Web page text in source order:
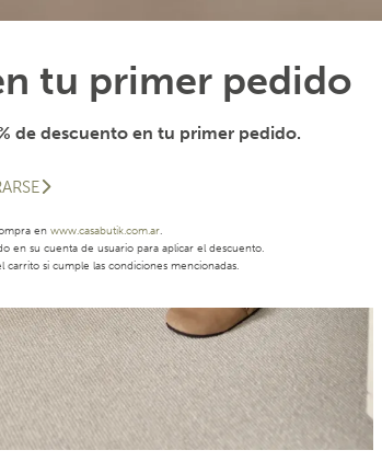
tu primer pedido
de descuento en tu primer pedido.
en www.casabutik.com.ar.
en su cuenta de usuario para aplicar el descuento.
si cumple las condiciones mencionadas.